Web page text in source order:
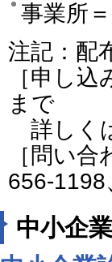
事業所
注記：配
［申し
まで
詳しく
［問い
656-
中小企